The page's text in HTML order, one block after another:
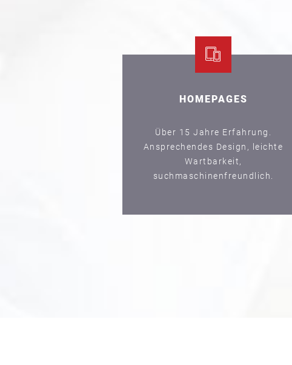
HOMEPAGES
Über 15 Jahre Erfahrung.
Ansprechendes Design, leichte
Wartbarkeit,
suchmaschinenfreundlich.